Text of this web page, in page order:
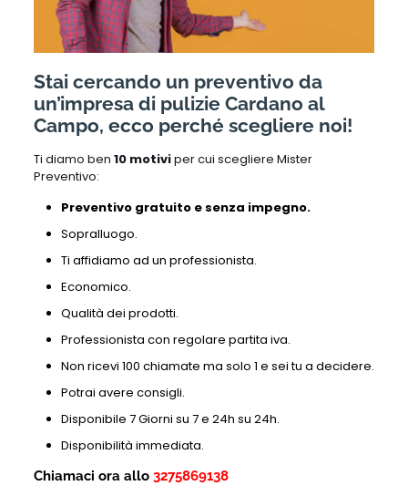
Stai cercando un preventivo da
un’impresa di pulizie Cardano al
Campo, ecco perché scegliere noi!
Ti diamo ben 10 motiviper cui scegliere Mister
Preventivo:
Preventivo gratuito e senza impegno.
Sopralluogo.
Ti affidiamo ad un professionista.
Economico.
Qualità dei prodotti.
Professionista con regolare partita iva.
Non ricevi 100 chiamate ma solo 1 e sei tu a decidere.
Potrai avere consigli.
Disponibile 7 Giorni su 7 e 24h su 24h.
Disponibilità immediata.
Chiamaci ora allo 3275869138